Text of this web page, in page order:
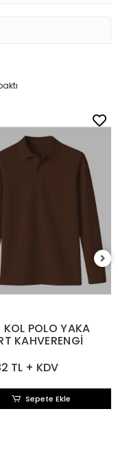
KOL POLO YAKA
KAHVERENGİ
TL + KDV
Sepete Ekle